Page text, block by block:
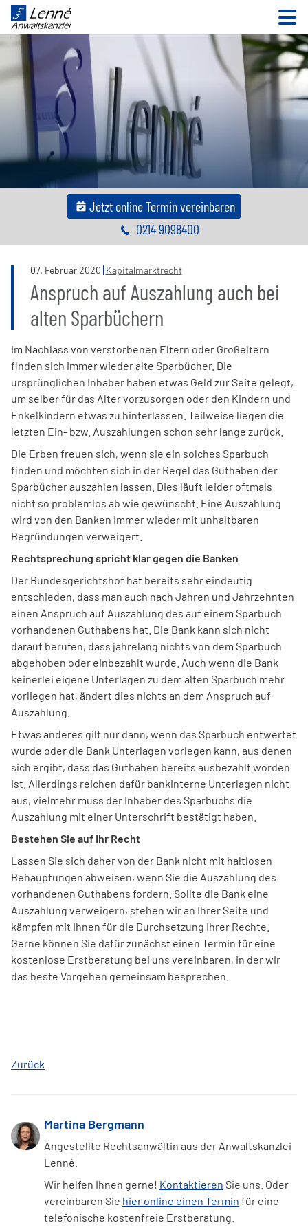
Jetzt online Termin vereinbaren
0214 9098400
07. Februar2020 Kapitalmarktrecht
Anspruch auf Auszahlung auch bei
alten Sparbüchern
Im Nachlass von verstorbenen Eltern oder Großeltern
finden sich immer wieder alte Sparbücher. Die
ursprünglichen Inhaber haben etwas Geld zur Seite gelegt,
um selber für das Alter vorzusorgen oder den Kindern und
Enkelkindern etwas zu hinterlassen. Teilweise liegen die
letzten Ein- bzw. Auszahlungen schon sehr lange zurück.
Die Erben freuen sich, wenn sie ein solches Sparbuch
finden und möchten sich in der Regel das Guthaben der
Sparbücher auszahlen lassen. Dies läuft leider oftmals
nicht so problemlos ab wie gewünscht. Eine Auszahlung
wird von den Banken immer wieder mit unhaltbaren
Begründungen verweigert.
Rechtsprechung spricht klar gegen die Banken
Der Bundesgerichtshof hat bereits sehr eindeutig
entschieden, dass man auch nach Jahren und Jahrzehnten
einen Anspruch auf Auszahlung des auf einem Sparbuch
vorhandenen Guthabens hat. Die Bank kann sich nicht
darauf berufen, dass jahrelang nichts von dem Sparbuch
abgehoben oder einbezahlt wurde. Auch wenn die Bank
keinerlei eigene Unterlagen zu dem alten Sparbuch mehr
vorliegen hat, ändert dies nichts an dem Anspruch auf
Auszahlung.
Etwas anderes gilt nur dann, wenn das Sparbuch entwertet
wurde oder die Bank Unterlagen vorlegen kann, aus denen
sich ergibt, dass das Guthaben bereits ausbezahlt worden
ist. Allerdings reichen dafür bankinterne Unterlagen nicht
aus, vielmehr muss der Inhaber des Sparbuchs die
Auszahlung mit einer Unterschrift bestätigt haben.
Bestehen Sie auf Ihr Recht
Lassen Sie sich daher von der Bank nicht mit haltlosen
Behauptungen abweisen, wenn Sie die Auszahlung des
vorhandenen Guthabens fordern. Sollte die Bank eine
Auszahlung verweigern, stehen wir an Ihrer Seite und
kämpfen mit Ihnen für die Durchsetzung Ihrer Rechte.
Gerne können Sie dafür zunächst einen Termin für eine
kostenlose Erstberatung bei uns vereinbaren, in der wir
das beste Vorgehen gemeinsam besprechen.
Zurück
Martina Bergmann
Angestellte Rechtsanwältin aus der Anwaltskanzlei
Lenné.
Wir helfen Ihnen gerne! Kontaktieren Sie uns. Oder
vereinbaren Sie hier online einen Termin für eine
telefonische kostenfreie Erstberatung.